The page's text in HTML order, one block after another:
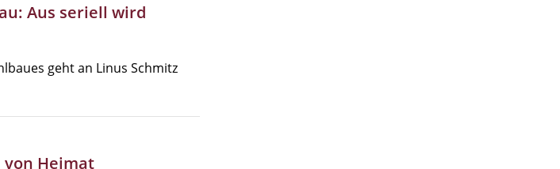
Aus seriell wird
geht an Linus Schmitz
von Heimat